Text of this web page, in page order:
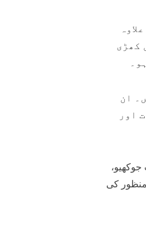
کھڑی
ان
اور
کی